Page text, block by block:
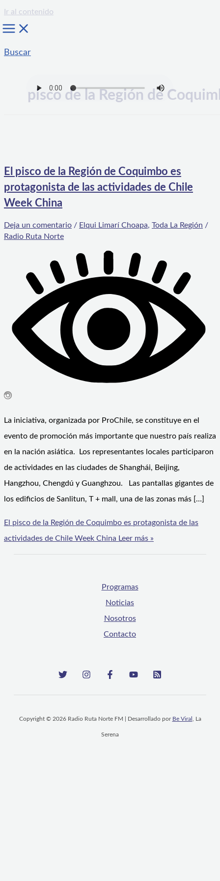
Ir al contenido
Buscar
pisco de la Región de
El pisco de la Región de Coquimbo es
protagonista de las actividades de Chile
Week China
Deja un comentario / Elqui Limarí Choapa, Toda La Región /
Radio Ruta Norte
La iniciativa, organizada por ProChile, se constituye en el
evento de promoción más importante que nuestro país realiza
en la nación asiática. Los representantes locales participaron
de actividades en las ciudades de Shanghái, Beijing,
Hangzhou, Chengdú y Guanghzou. Las pantallas gigantes de
los edificios de Sanlitun, T + mall, una de las zonas más […]
El pisco de la Región de Coquimbo es protagonista de las
actividades de Chile Week China Leer más »
Programas
Noticias
Nosotros
Contacto
Copyright © 2026 Radio Ruta Norte FM | Desarrollado por Be Viral , La
Serena